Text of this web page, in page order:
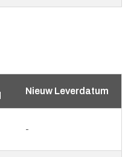
Nieuw Leverdatum
-